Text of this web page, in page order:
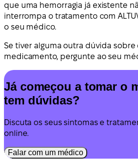
que uma hemorragia já existente
interrompa o tratamento com
o seu médico.
Se tiver alguma outra dúvida sobre
medicamento, pergunte ao seu
Já começou a tomar o
tem dúvidas?
Discuta os seus sintomas e
online.
Falar com um médico